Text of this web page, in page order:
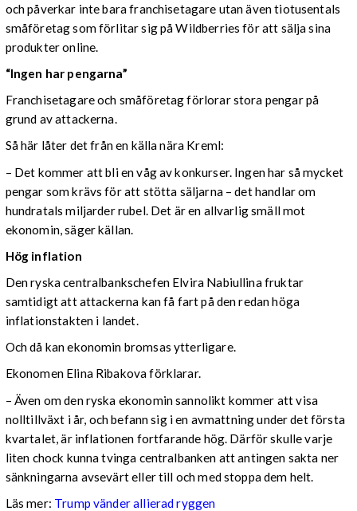
och påverkar inte bara franchisetagare utan även tiotusentals
småföretag som förlitar sig på Wildberries för att sälja sina
produkter online.
“Ingen har pengarna”
Franchisetagare och småföretag förlorar stora pengar på
grund av attackerna.
Så här låter det från en källa nära Kreml:
– Det kommer att bli en våg av konkurser. Ingen har så mycket
pengar som krävs för att stötta säljarna – det handlar om
hundratals miljarder rubel. Det är en allvarlig smäll mot
ekonomin, säger källan.
Hög inflation
Den ryska centralbankschefen Elvira Nabiullina fruktar
samtidigt att attackerna kan få fart på den redan höga
inflationstakten i landet.
Och då kan ekonomin bromsas ytterligare.
Ekonomen Elina Ribakova förklarar.
– Även om den ryska ekonomin sannolikt kommer att visa
nolltillväxt i år, och befann sig i en avmattning under det första
kvartalet, är inflationen fortfarande hög. Därför skulle varje
liten chock kunna tvinga centralbanken att antingen sakta ner
sänkningarna avsevärt eller till och med stoppa dem helt.
Läs mer: Trump vänder allierad ryggen